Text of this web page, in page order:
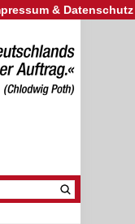
& Datenschutz